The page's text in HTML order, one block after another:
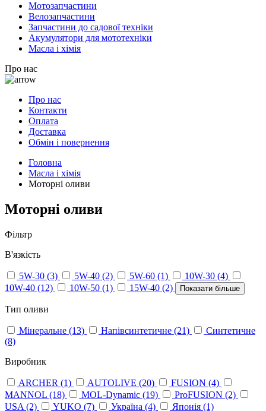
Мотозапчастини
Велозапчастини
Запчастини до садової техніки
Акумулятори для мототехніки
Масла і хімія
Про нас
Про нас
Контакти
Оплата
Доставка
Обмін і повернення
Головна
Масла і хімія
Моторні оливи
Моторні оливи
Фільтр
В'язкість
5W-30 (3) 5W-40 (2) 5W-60 (1) 10W-30 (4)
10W-40 (12) 10W-50 (1) 15W-40 (2) Показати більше
Тип оливи
Мінеральне (13) Напівсинтетичне (21)
Синтетичне
(8)
Виробник
ARCHER (1) AUTOLIVE (20) FUSION (4)
MANNOL (18) MOL-Dynamic (19) ProFUSION (2)
USA (2) YUKO (7) Україна (4) Японія (1)